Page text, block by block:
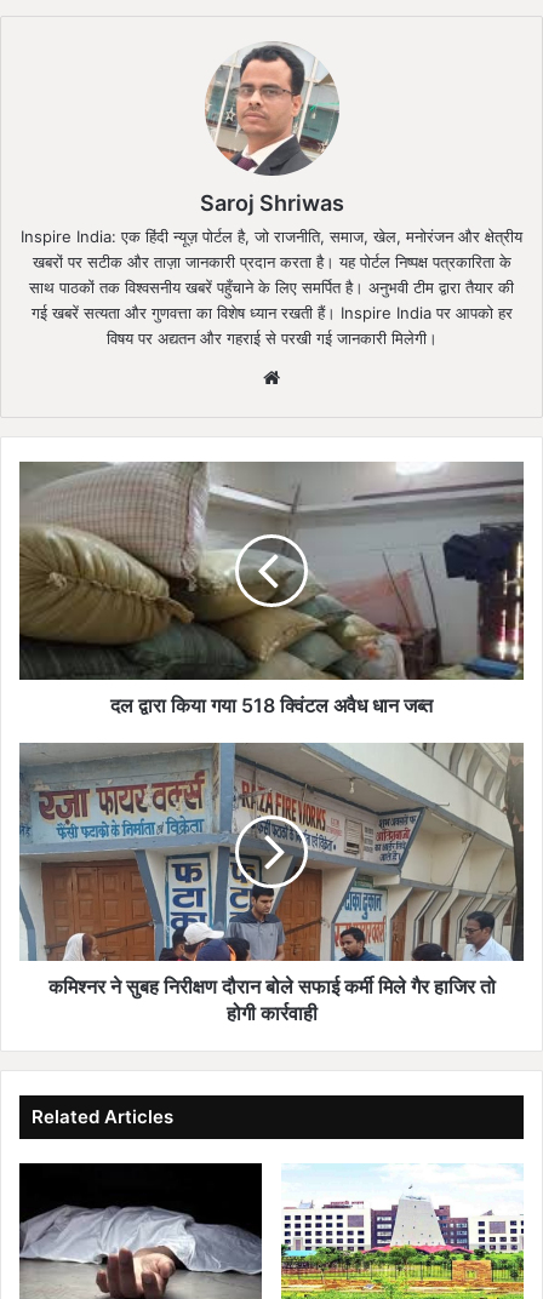
Saroj Shriwas
Inspire India: एक हिंदी न्यूज़ पोर्टल है, जो राजनीति, समाज, खेल, मनोरंजन और क्षेत्रीय
खबरों पर सटीक और ताज़ा जानकारी प्रदान करता है। यह पोर्टल निष्पक्ष पत्रकारिता के
साथ पाठकों तक विश्वसनीय खबरें पहुँचाने के लिए समर्पित है। अनुभवी टीम द्वारा तैयार की
गई खबरें सत्यता और गुणवत्ता का विशेष ध्यान रखती हैं। Inspire India पर आपको हर
विषय पर अद्यतन और गहराई से परखी गई जानकारी मिलेगी।
द्वारा
किया
गया
518
क्विंटल
अवैध
धान
जब्त
दल द्वारा किया गया 518 क्विंटल अवैध धान जब्त
कमिश्नर
ने
सुबह
निरीक्षण
दौरान
बोले
सफाई
कर्मी
मिले
कमिश्नर ने सुबह निरीक्षण दौरान बोले सफाई कर्मी मिले गैर हाजिर तो
होगी कार्रवाही
Related Articles